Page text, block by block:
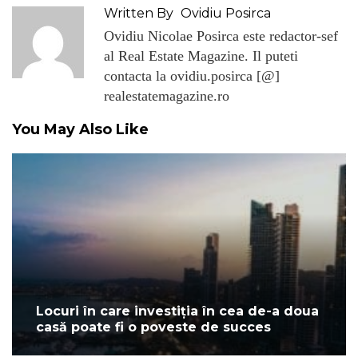
Written By Ovidiu Posirca
Ovidiu Nicolae Posirca este redactor-sef
al Real Estate Magazine. Il puteti
contacta la ovidiu.posirca [@]
realestatemagazine.ro
You May Also Like
Locuri în care investiția în cea de-a doua
casă poate fi o poveste de succes